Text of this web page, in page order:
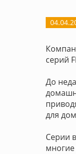
серий
До
для
Серии